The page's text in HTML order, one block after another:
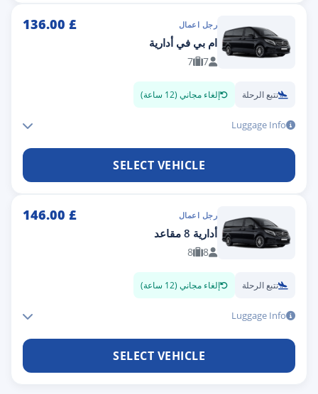
رجل اعمال £
136.00
ام بي في أدارية
7
7
تتبع الرحلة إلغاء مجاني (12 ساعة)
Luggage Info
SELECT VEHICLE
رجل اعمال £
146.00
أدارية 8 مقاعد
8
8
تتبع الرحلة إلغاء مجاني (12 ساعة)
Luggage Info
SELECT VEHICLE